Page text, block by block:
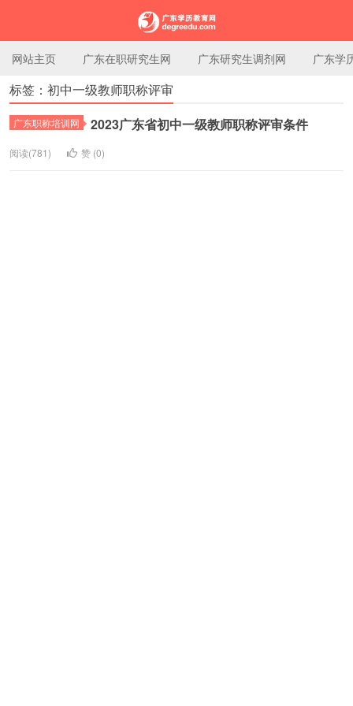
广东学历教育网
网站主页 广东在职研究生网 广东研究生调剂网 广东学
标签：初中一级教师职称评审
广东职称培训网 2023广东省初中一级教师职称评审条件
阅读(781) 赞 (0)